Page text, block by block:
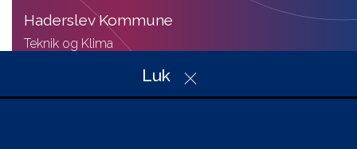
Luk
Haderslev Kommune
Teknik og Klima
Christian X’s Vej 39, Indgang A